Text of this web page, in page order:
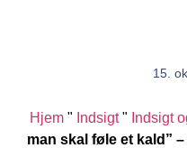
15.
Hjem" Indsigt" Indsigt
man skal føle et kald”